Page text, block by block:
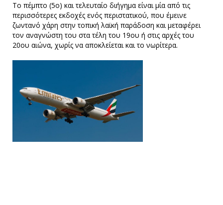
Το πέμπτο (5ο) και τελευταίο διήγημα είναι μία από τις
περισσότερες εκδοχές ενός περιστατικού, που έμεινε
ζωντανό χάρη στην τοπική λαϊκή παράδοση και μεταφέρει
τον αναγνώστη του στα τέλη του 19ου ή στις αρχές του
20ου αιώνα, χωρίς να αποκλείεται και το νωρίτερα.